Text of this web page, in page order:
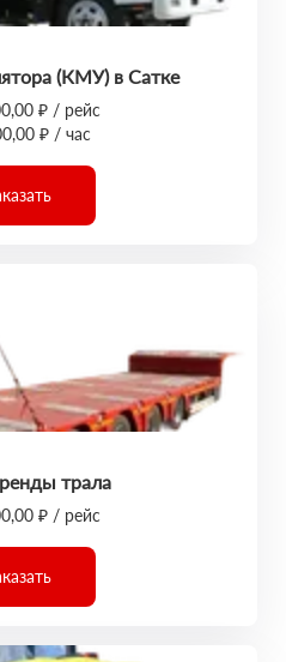
(КМУ) в Сатке
₽ / рейс
₽ / час
трала
₽ / рейс